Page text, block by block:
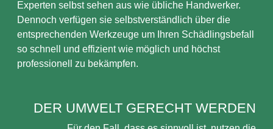
Experten selbst sehen aus wie übliche Handwerker.
Dennoch verfügen sie selbstverständlich über die
entsprechenden Werkzeuge um Ihren Schädlingsbefall
so schnell und effizient wie möglich und höchst
professionell zu bekämpfen.
DER UMWELT GERECHT WERDEN